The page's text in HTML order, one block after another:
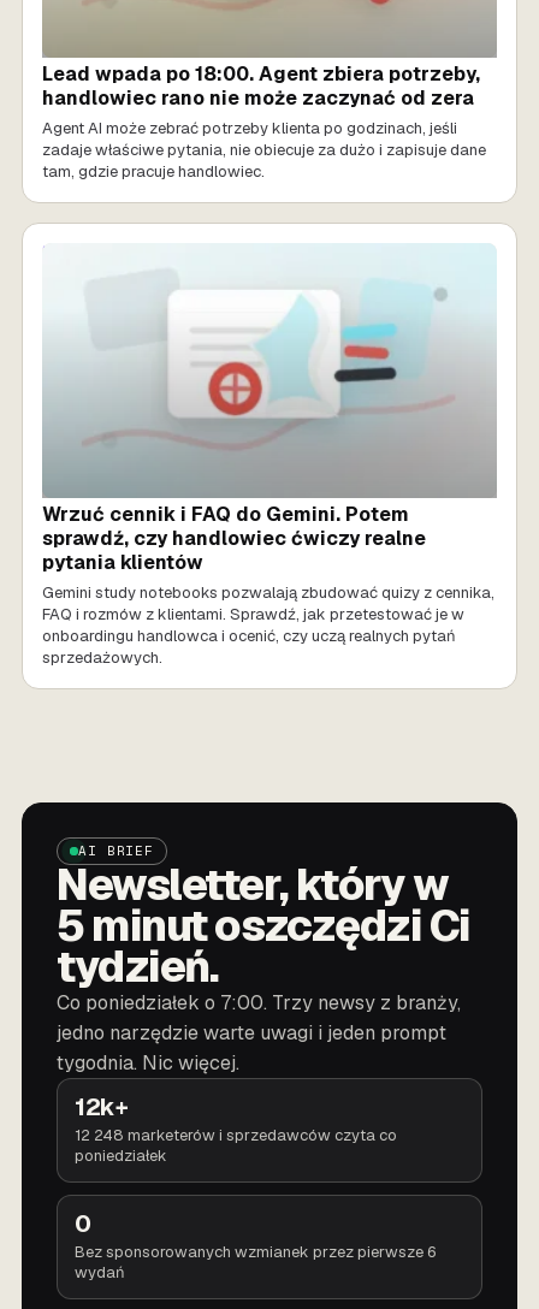
Lead wpada po 18:00. Agent zbiera potrzeby,
handlowiec rano nie może zaczynać od zera
Agent AI może zebrać potrzeby klienta po godzinach, jeśli
zadaje właściwe pytania, nie obiecuje za dużo i zapisuje dane
tam, gdzie pracuje handlowiec.
SPRZEDAŻ AI
Wrzuć cennik i FAQ do Gemini. Potem
sprawdź, czy handlowiec ćwiczy realne
pytania klientów
Gemini study notebooks pozwalają zbudować quizy z cennika,
FAQ i rozmów z klientami. Sprawdź, jak przetestować je w
onboardingu handlowca i ocenić, czy uczą realnych pytań
sprzedażowych.
AI BRIEF
Newsletter, który w
5 minut oszczędzi Ci
tydzień.
Co poniedziałek o 7:00. Trzy newsy z branży,
jedno narzędzie warte uwagi i jeden prompt
tygodnia. Nic więcej.
12k+
12 248 marketerów i sprzedawców czyta co
poniedziałek
0
Bez sponsorowanych wzmianek przez pierwsze 6
wydań